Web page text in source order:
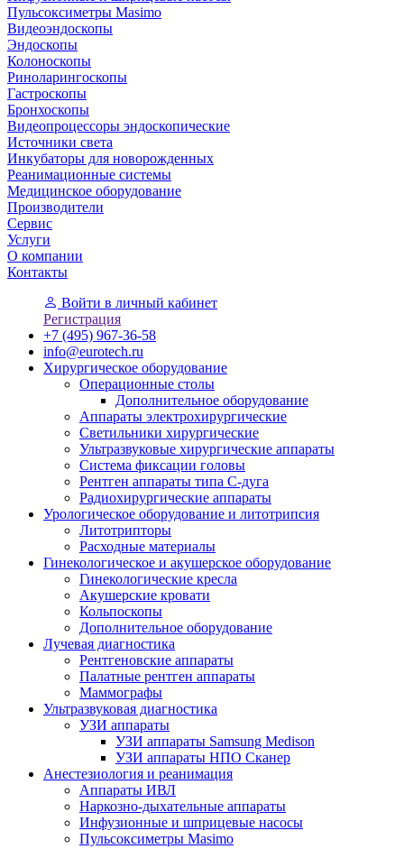
Пульсоксиметры Masimo
Видеоэндоскопы
Эндоскопы
Колоноскопы
Риноларингоскопы
Гастроскопы
Бронхоскопы
Видеопроцессоры эндоскопические
Источники света
Инкубаторы для новорожденных
Реанимационные системы
Медицинское оборудование
Производители
Сервис
Услуги
О компании
Контакты
Войти в личный кабинет
Регистрация
+7 (495) 967-36-58
info@eurotech.ru
Хирургическое оборудование
Операционные столы
Дополнительное оборудование
Аппараты электрохирургические
Светильники хирургические
Ультразвуковые хирургические аппараты
Система фиксации головы
Рентген аппараты типа С-дуга
Радиохирургические аппараты
Урологическое оборудование и литотрипсия
Литотрипторы
Расходные материалы
Гинекологическое и акушерское оборудование
Гинекологические кресла
Акушерские кровати
Кольпоскопы
Дополнительное оборудование
Лучевая диагностика
Рентгеновские аппараты
Палатные рентген аппараты
Маммографы
Ультразвуковая диагностика
УЗИ аппараты
УЗИ аппараты Samsung Medison
УЗИ аппараты НПО Сканер
Анестезиология и реанимация
Аппараты ИВЛ
Наркозно-дыхательные аппараты
Инфузионные и шприцевые насосы
Пульсоксиметры Masimo